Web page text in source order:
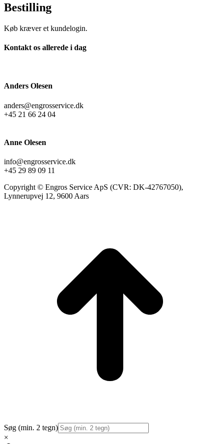
Bestilling
Køb kræver et kundelogin.
Kontakt os allerede i dag
Anders Olesen
anders@engrosservice.dk
+45 21 66 24 04
Anne Olesen
info@engrosservice.dk
+45 29 89 09 11
Copyright © Engros Service ApS (CVR: DK-42767050),
Lynnerupvej 12, 9600 Aars
Søg (min. 2 tegn)
×